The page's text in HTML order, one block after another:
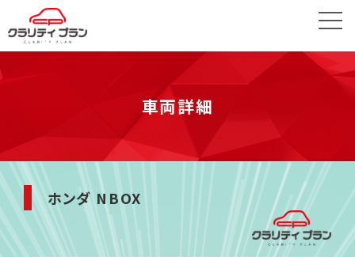
車両詳細
ホンダ NBOX